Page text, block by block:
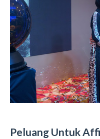
Peluang Untuk